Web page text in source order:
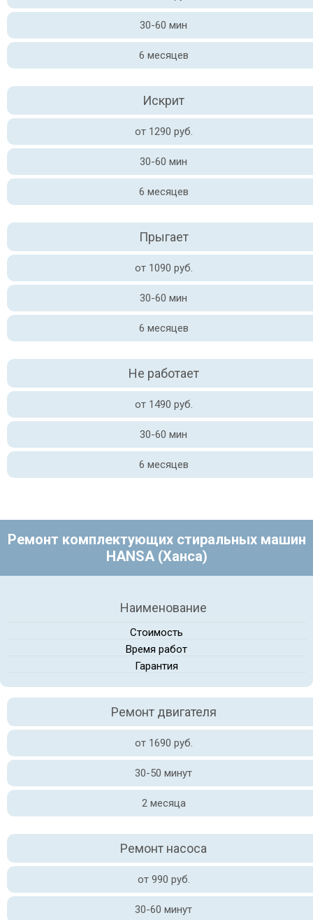
30-60 мин
6 месяцев
Искрит
от 1290 руб.
30-60 мин
6 месяцев
Прыгает
от 1090 руб.
30-60 мин
6 месяцев
Не работает
от 1490 руб.
30-60 мин
6 месяцев
Ремонт комплектующих стиральных машин
HANSA (Ханса)
Наименование
Стоимость
Время работ
Гарантия
Ремонт двигателя
от 1690 руб.
30-50 минут
2 месяца
Ремонт насоса
от 990 руб.
30-60 минут